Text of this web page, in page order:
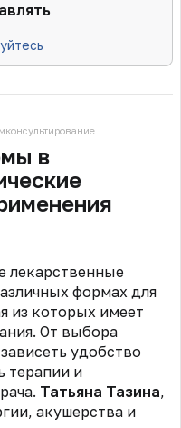
в
лекарственные
формах для
из которых имеет
От выбора
удобство
терапии и
Татьяна Тазина,
акушерства и